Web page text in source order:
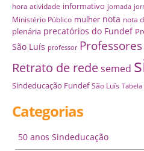
hora atividade informativo jornada
Ministério Público mulher nota nota
plenária precatórios do Fundef
São Luís professor Professores
Retrato de redesemed
Sindeducação Fundef São Luís Tabela
Categorias
50 anos Sindeducação